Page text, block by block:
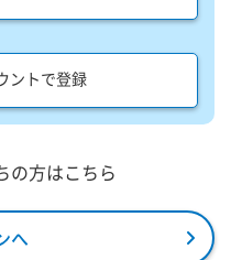
ントで登録
の方はこちら
へ